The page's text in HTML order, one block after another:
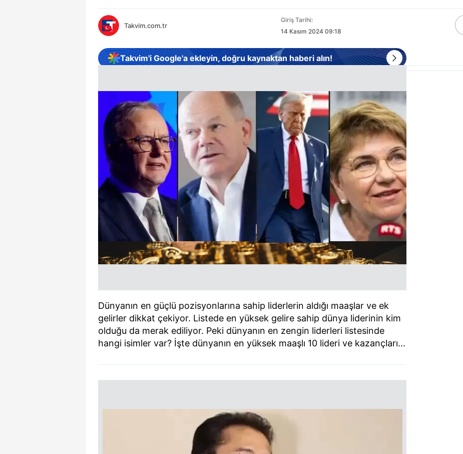
Takvim.com.tr
Giriş Tarihi:
14 Kasım 2024 09:18
Takvim'i Google'a ekleyin, doğru kaynaktan haberi alın!
Dünyanın en güçlü pozisyonlarına sahip liderlerin aldığı maaşlar ve ek
gelirler dikkat çekiyor. Listede en yüksek gelire sahip dünya liderinin kim
olduğu da merak ediliyor. Peki dünyanın en zengin liderleri listesinde
hangi isimler var? İşte dünyanın en yüksek maaşlı 10 lideri ve kazançları...